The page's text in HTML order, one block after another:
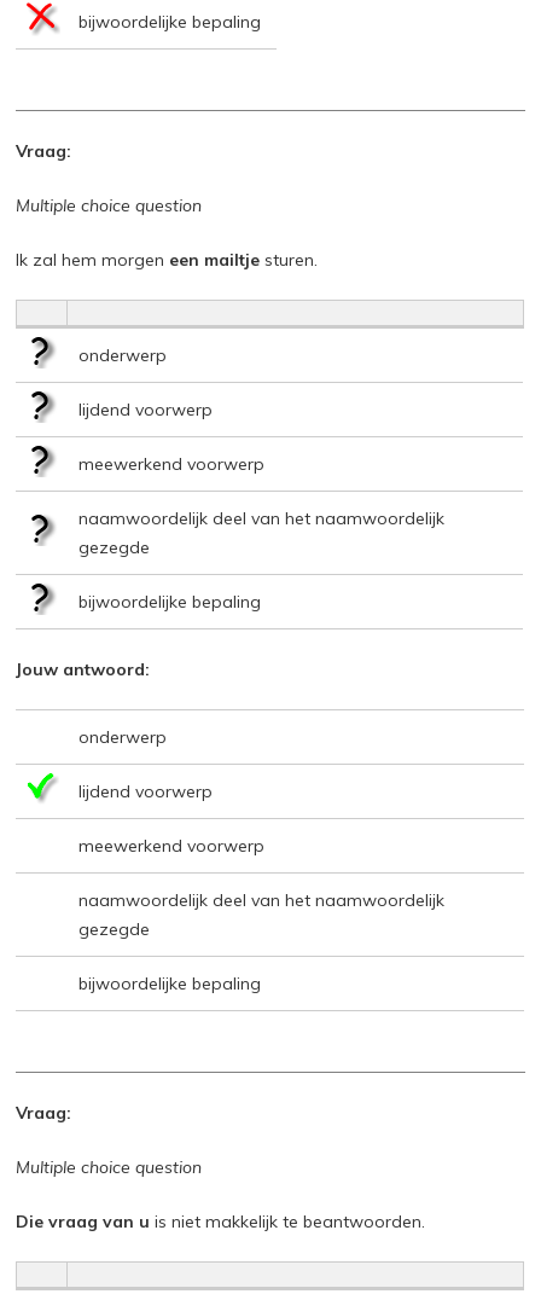
bijwoordelijke bepaling
Vraag:
Multiple choice question
Ik zal hem morgen een mailtje sturen.
onderwerp
lijdend voorwerp
meewerkend voorwerp
naamwoordelijk deel van het naamwoordelijk
gezegde
bijwoordelijke bepaling
Jouw antwoord:
onderwerp
lijdend voorwerp
meewerkend voorwerp
naamwoordelijk deel van het naamwoordelijk
gezegde
bijwoordelijke bepaling
Vraag:
Multiple choice question
Die vraag van u is niet makkelijk te beantwoorden.